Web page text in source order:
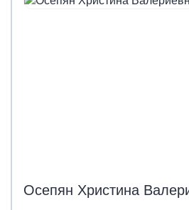
Осепян Христина